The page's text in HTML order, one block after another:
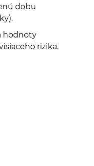
dobu
hodnoty
rizika.